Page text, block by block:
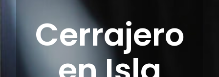
Cerrajero